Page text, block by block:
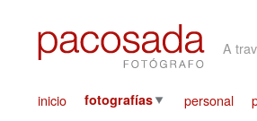
A
inicio fotografías personal